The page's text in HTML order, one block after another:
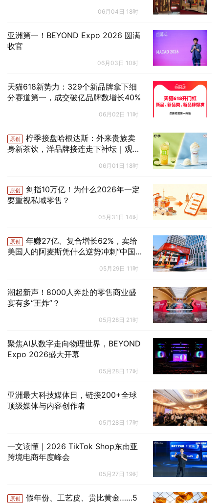
06月04日 18时
亚洲第一！BEYOND Expo 2026 圆满
收官
06月03日 10时
天猫618新势力：329个新品牌拿下细
分赛道第一，成交破亿品牌数增长40%
06月02日 11时
原创
柠季接盘哈根达斯：外来贵族卖
身新茶饮，洋品牌接连走下神坛｜观潮
06月01日 18时
原创
剑指10万亿！为什么2026年一定
要重视私域零售？
05月31日 14时
原创
年赚27亿、复合增长62%，卖给
美国人的阿麦斯凭什么逆势冲刺“中国
05月29日 11时
潮起新声！8000人奔赴的零售商业盛
宴有多“王炸”？
05月28日 21时
聚焦AI从数字走向物理世界，BEYOND
Expo 2026盛大开幕
05月28日 17时
亚洲最大科技媒体日，链接200+全球
顶级媒体与内容创作者
05月28日 17时
一文读懂｜2026 TikTok Shop东南亚
跨境电商年度峰会
05月27日 19时
原创
假年份、工艺皮、贵比黄金……5